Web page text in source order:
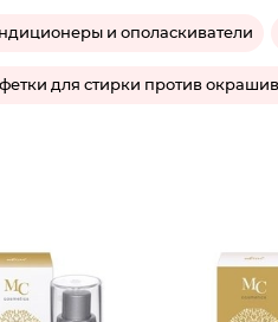
и ополаскиватели
для стирки против